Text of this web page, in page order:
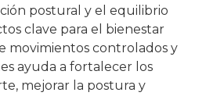
postural y el equilibrio
clave para el bienestar
movimientos controlados y
ayuda a fortalecer los
mejorar la postura y